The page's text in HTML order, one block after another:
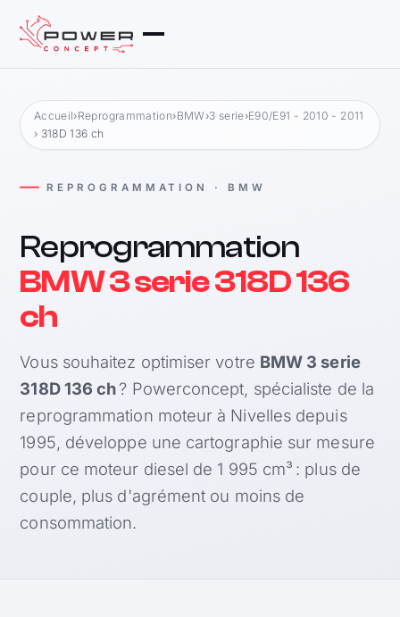
Accueil›Reprogrammation›BMW›3 serie›E90/E91 - 2010 - 2011
› 318D 136 ch
REPROGRAMMATION · BMW
Reprogrammation
BMW 3 serie 318D 136
ch
Vous souhaitez optimiser votre BMW 3 serie
318D 136 ch? Powerconcept, spécialiste de la
reprogrammation moteur à Nivelles depuis
1995, développe une cartographie sur mesure
pour ce moteur diesel de 1 995 cm³ : plus de
couple, plus d'agrément ou moins de
consommation.